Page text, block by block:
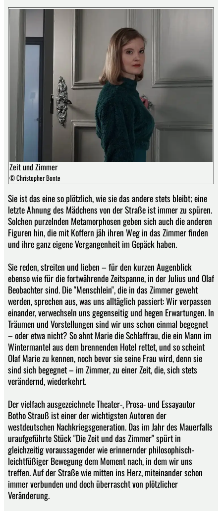
Zeit und Zimmer
© Christopher Bonte
Sie ist das eine so plötzlich, wie sie das andere stets bleibt; eine
letzte Ahnung des Mädchens von der Straße ist immer zu spüren.
Solchen purzelnden Metamorphosen geben sich auch die anderen
Figuren hin, die mit Koffern jäh ihren Weg in das Zimmer finden
und ihre ganz eigene Vergangenheit im Gepäck haben.
Sie reden, streiten und lieben – für den kurzen Augenblick
ebenso wie für die fortwährende Zeitspanne, in der Julius und Olaf
Beobachter sind. Die "Menschlein", die in das Zimmer geweht
werden, sprechen aus, was uns alltäglich passiert: Wir verpassen
einander, verwechseln uns gegenseitig und hegen Erwartungen. In
Träumen und Vorstellungen sind wir uns schon einmal begegnet
– oder etwa nicht? So ahnt Marie die Schlaffrau, die ein Mann im
Wintermantel aus dem brennenden Hotel rettet, und so scheint
Olaf Marie zu kennen, noch bevor sie seine Frau wird, denn sie
sind sich begegnet – im Zimmer, zu einer Zeit, die, sich stets
verändernd, wiederkehrt.
Der vielfach ausgezeichnete Theater-, Prosa- und Essayautor
Botho Strauß ist einer der wichtigsten Autoren der
westdeutschen Nachkriegsgeneration. Das im Jahr des Mauerfalls
uraufgeführte Stück "Die Zeit und das Zimmer" spürt in
gleichzeitig voraussagender wie erinnernder philosophisch-
leichtfüßiger Bewegung dem Moment nach, in dem wir uns
treffen. Auf der Straße wie mitten ins Herz, miteinander schon
immer verbunden und doch überrascht von plötzlicher
Veränderung.